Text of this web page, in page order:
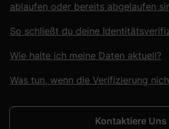
ablaufen oder bereits abgelaufen
So schließt du deine
Wie halte ich meine Daten aktuell?
Was tun, wenn die Verifizierung
Kontaktiere Uns